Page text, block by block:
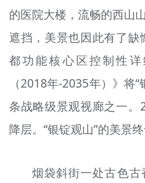
的医院大楼，流畅的西山
遮挡，美景也因此有了
都功能核心区控制性详
（2018年-2035年）》将
条战略级景观视廊之一
降层。“银锭观山”的美景
烟袋斜街一处古色